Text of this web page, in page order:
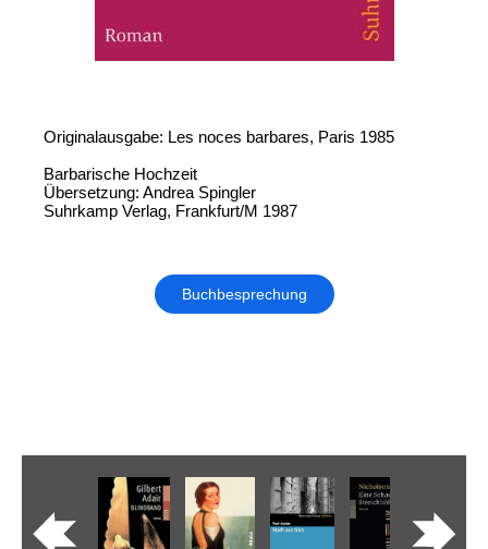
Originalausgabe: Les noces barbares, Paris 1985
Barbarische Hochzeit
Übersetzung: Andrea Spingler
Suhrkamp Verlag, Frankfurt/M 1987
Buchbesprechung